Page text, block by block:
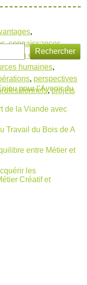
,
,connaissances,
en gestion,
humaines,
, perspectives
,projets
Rechercher
pour l’Avenir du
de la Viande avec
Travail du Bois de A
entre Métier et
les
Créatif et